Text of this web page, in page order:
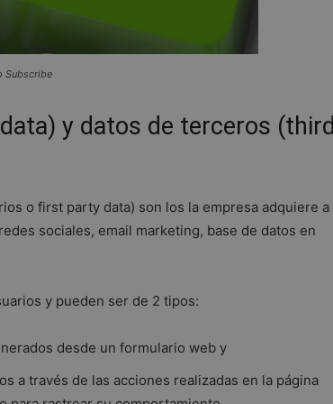
Subscribe
y datos de terceros (third
o first party data) son los la empresa adquiere a
sociales, email marketing, base de datos en
y pueden ser de 2 tipos:
desde un formulario web y
a través de las acciones realizadas en la página